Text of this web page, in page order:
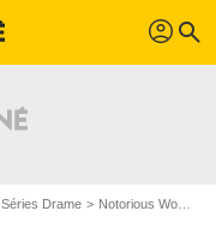
profil search
Séries Drame Notorious Woman